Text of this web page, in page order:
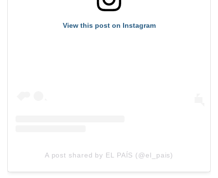
View this post on Instagram
A post shared by EL PAÍS (@el_pais)